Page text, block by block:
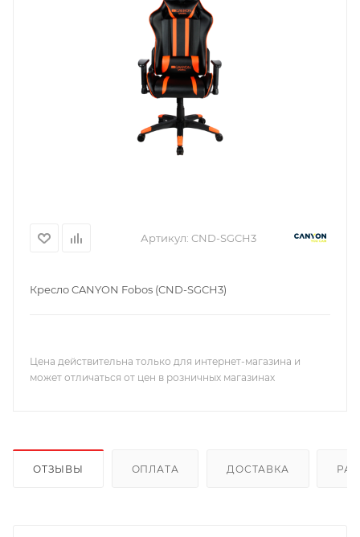
Артикул: CND-SGCH3
Кресло CANYON Fobos (CND-SGCH3)
Цена действительна только для интернет-магазина и
может отличаться от цен в розничных магазинах
ОТЗЫВЫ ОПЛАТА ДОСТАВКА